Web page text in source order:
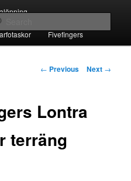
Fivefingers
Post
← Previous Next →
Lontra
terräng